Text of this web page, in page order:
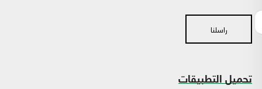
راسلنا
تحميل التطبيقات